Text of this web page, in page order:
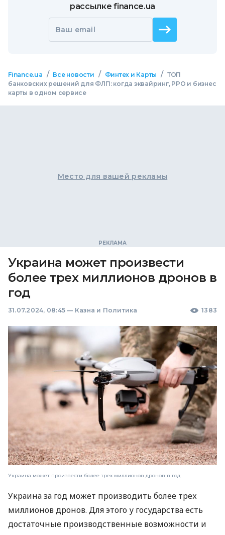
рассылке finance.ua
Ваш email
Finance.ua / Все новости / Финтех и Карты / ТОП
банковских решений для ФЛП: когда эквайринг, РРО и бизнес
карты в одном сервисе
Место для вашей рекламы
Украина может произвести
более трех миллионов дронов в
год
31.07.2024, 08:45 — Казна и Политика 1383
Украина может произвести более трех миллионов дронов в год
Украина за год может производить более трех
миллионов дронов. Для этого у государства есть
достаточные производственные возможности и